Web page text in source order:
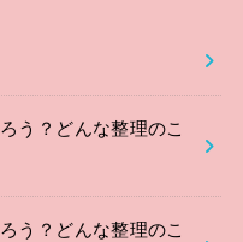
う？どんな整理のこ
う？どんな整理のこ